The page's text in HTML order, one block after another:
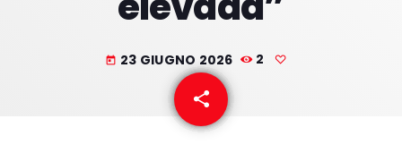
today 23 GIUGNO 2026 2
share
email